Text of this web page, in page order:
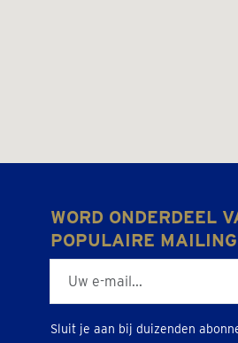
WORD ONDERDEEL
POPULAIRE
Sluit je aan bij duizenden